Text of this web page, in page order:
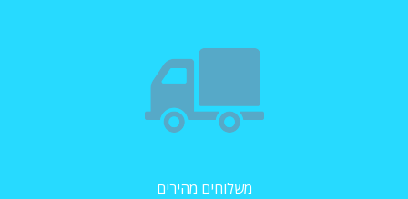
משלוחים מהירים